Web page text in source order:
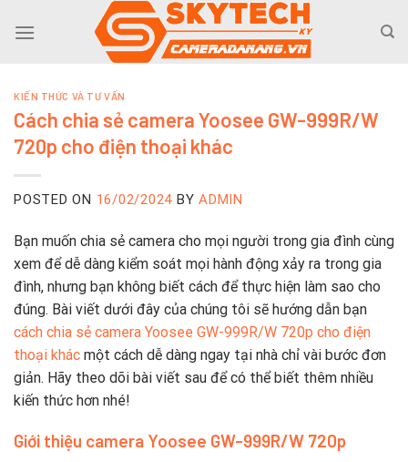
KIẾN THỨC VÀ TƯ VẤN
Cách chia sẻ camera Yoosee GW-999R/W
720p cho điện thoại khác
POSTED ON 16/02/2024 BY ADMIN
Bạn muốn chia sẻ camera cho mọi người trong gia đình cùng
xem để dễ dàng kiểm soát mọi hành động xảy ra trong gia
đình, nhưng bạn không biết cách để thực hiện làm sao cho
đúng. Bài viết dưới đây của chúng tôi sẽ hướng dẫn bạn
cách chia sẻ camera Yoosee GW-999R/W 720p cho điện
thoại khác một cách dễ dàng ngay tại nhà chỉ vài bước đơn
giản. Hãy theo dõi bài viết sau để có thể biết thêm nhiều
kiến thức hơn nhé!
Giới thiệu camera Yoosee GW-999R/W 720p